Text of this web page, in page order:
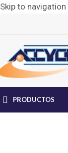
Skip to navigation
PRODUCTOS